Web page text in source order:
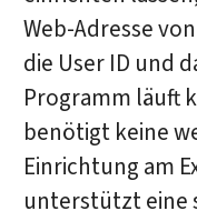
Web-Adresse
die User ID und
Programm läuft
benötigt keine
Einrichtung am
unterstützt eine